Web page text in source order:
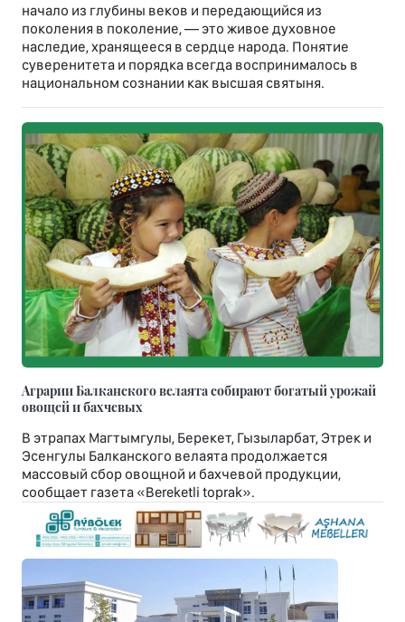
начало из глубины веков и передающийся из
поколения в поколение, — это живое духовное
наследие, хранящееся в сердце народа. Понятие
суверенитета и порядка всегда воспринималось в
национальном сознании как высшая святыня.
Аграрии Балканского велаята собирают богатый урожай
овощей и бахчевых
В этрапах Магтымгулы, Берекет, Гызыларбат, Этрек и
Эсенгулы Балканского велаята продолжается
массовый сбор овощной и бахчевой продукции,
сообщает газета «Bereketli toprak».